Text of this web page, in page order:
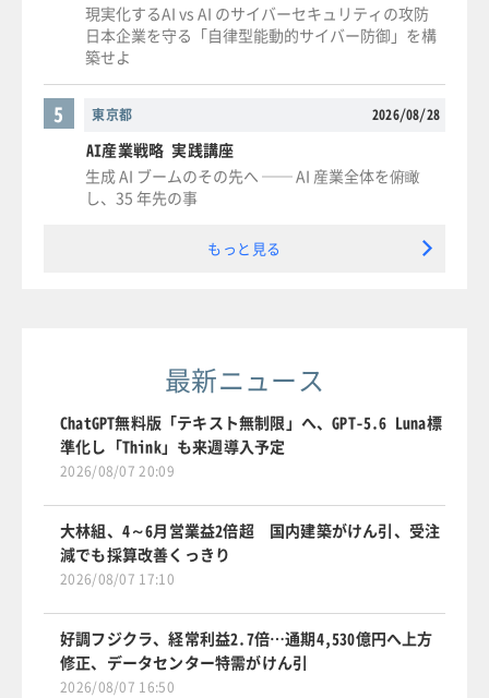
現実化するAI vs AI のサイバーセキュリティの攻防
日本企業を守る「自律型能動的サイバー防御」を構
築せよ
東京都 2026/08/28
5
AI産業戦略 実践講座
生成 AI ブームのその先へ ── AI 産業全体を俯瞰
し、35 年先の事
もっと見る
最新ニュース
ChatGPT無料版「テキスト無制限」へ、GPT-5.6 Luna標
準化し「Think」も来週導入予定
2026/08/07 20:09
大林組、4～6月営業益2倍超 国内建築がけん引、受注
減でも採算改善くっきり
2026/08/07 17:10
好調フジクラ、経常利益2.7倍…通期4,530億円へ上方
修正、データセンター特需がけん引
2026/08/07 16:50